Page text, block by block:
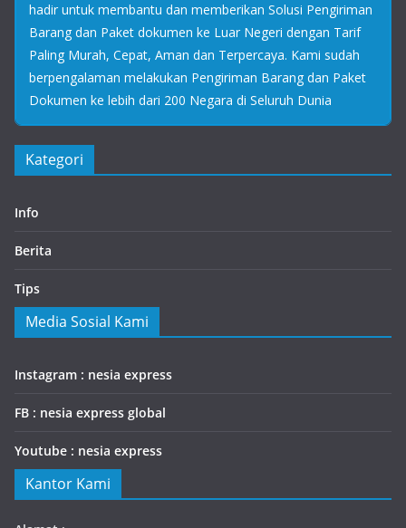
hadir untuk membantu dan memberikan Solusi Pengiriman
Barang dan Paket dokumen ke Luar Negeri dengan Tarif
Paling Murah, Cepat, Aman dan Terpercaya. Kami sudah
berpengalaman melakukan Pengiriman Barang dan Paket
Dokumen ke lebih dari 200 Negara di Seluruh Dunia
Kategori
Info
Berita
Tips
Media Sosial Kami
Instagram : nesia express
FB : nesia express global
Youtube : nesia express
Kantor Kami